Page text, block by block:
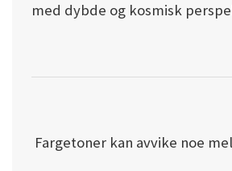
med dybde og kosmisk
Fargetoner kan avvike noe